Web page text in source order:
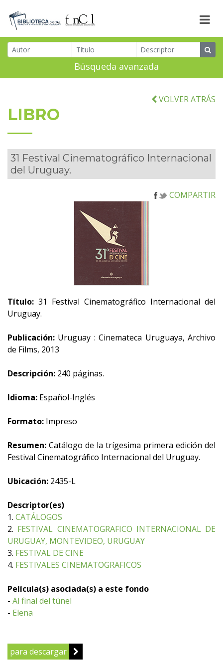
Búsqueda avanzada
VOLVER ATRÁS
LIBRO
31 Festival Cinematográfico Internacional
del Uruguay.
COMPARTIR
Título: 31 Festival Cinematográfico Internacional del
Uruguay.
Publicación: Uruguay : Cinemateca Uruguaya, Archivo
de Films, 2013
Descripción: 240 páginas.
Idioma: Español-Inglés
Formato: Impreso
Resumen: Catálogo de la trígesima primera edición del
Festival Cinematográfico Internacional del Uruguay.
Ubicación: 2435-L
Descriptor(es)
1. CATÁLOGOS
2. FESTIVAL CINEMATOGRAFICO INTERNACIONAL DE
URUGUAY, MONTEVIDEO, URUGUAY
3. FESTIVAL DE CINE
4. FESTIVALES CINEMATOGRAFICOS
Película(s) asociada(s) a este fondo
- Al final del túnel
- Elena
para descargar